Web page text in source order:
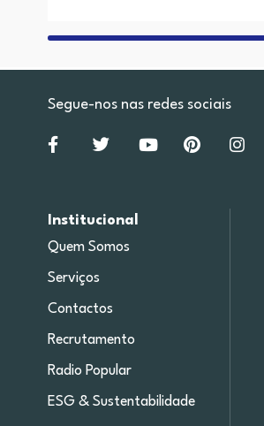
Segue-nos nas redes sociais
Institucional
Quem Somos
Serviços
Contactos
Recrutamento
Radio Popular
ESG & Sustentabilidade